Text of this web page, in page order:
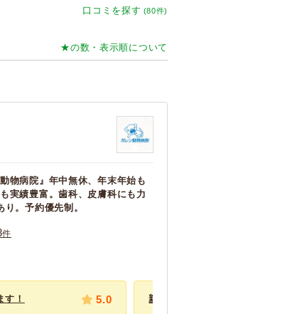
口コミを探す (80件)
★の数・表示順について
物病院』年中無休、年末年始も
実績豊富。歯科、皮膚科にも力
。予約優先制。
件
！ 5.0 親身になって診察してくれます。